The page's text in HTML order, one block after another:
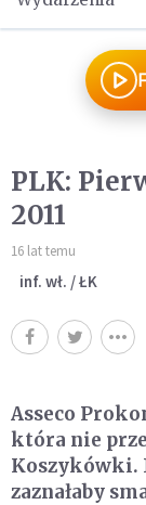
PLK:
2011
16 lat temu
inf. wł. / ŁK
Asseco
która nie
Koszykówki.
zaznałaby